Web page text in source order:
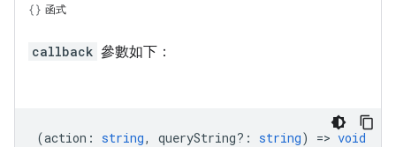
函式
callback 參數如下：
(action : string, queryString? : string) => void